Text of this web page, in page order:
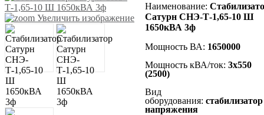
Увеличить изображение
Наименование:
Сатурн СНЭ-Т-1,65-10 Ш
1650кВА 3ф
Мощность ВА: 1650000
Мощность кВА/ток: 3х550
(2500)
Вид
оборудования: стабилизатор
напряжения